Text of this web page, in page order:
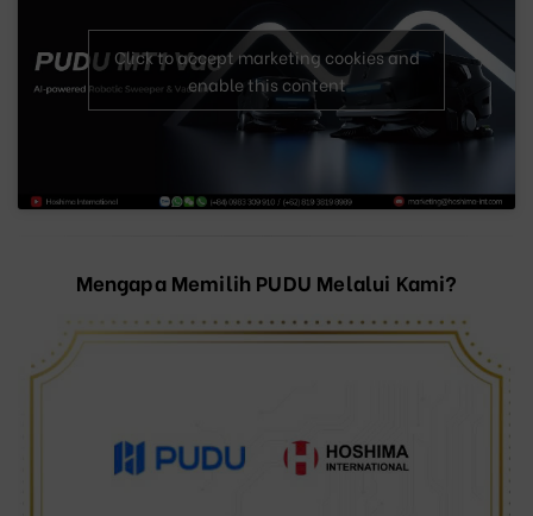
Click to accept marketing cookies and
enable this content
Mengapa Memilih PUDU Melalui Kami?